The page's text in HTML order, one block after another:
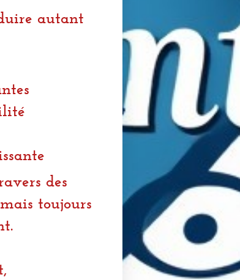
autant
des
toujours